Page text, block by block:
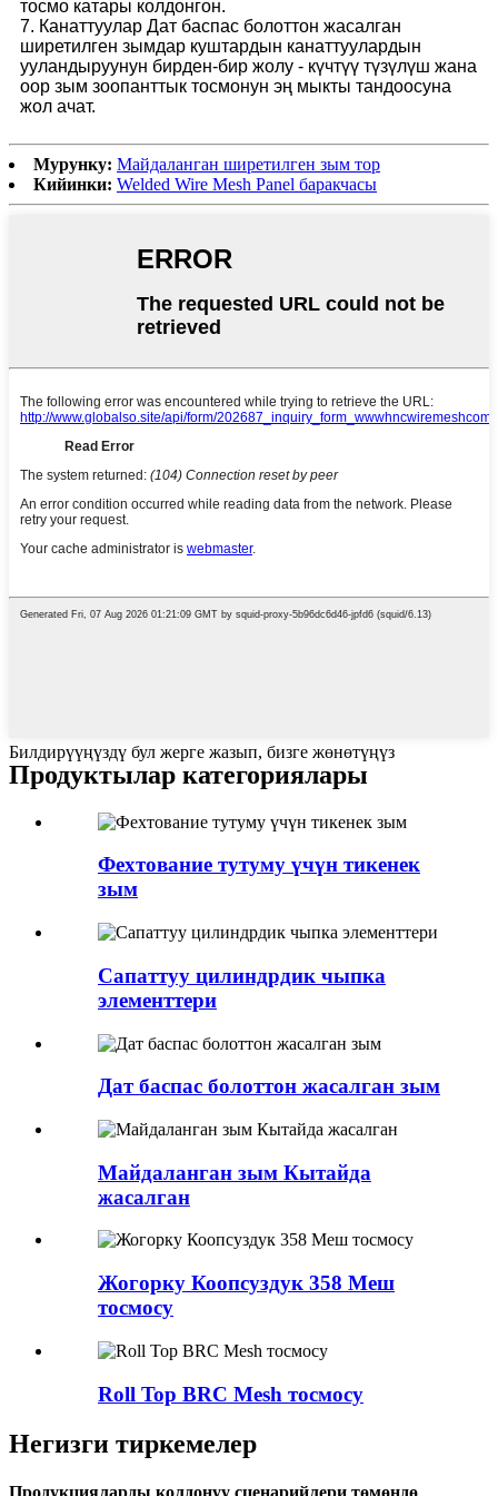
тосмо катары колдонгон.
7. Канаттуулар Дат баспас болоттон жасалган
ширетилген зымдар куштардын канаттуулардын
ууландыруунун бирден-бир жолу - күчтүү түзүлүш жана
оор зым зоопанттык тосмонун эң мыкты тандоосуна
жол ачат.
Мурунку: Майдаланган ширетилген зым тор
Кийинки: Welded Wire Mesh Panel баракчасы
Билдирүүңүздү бул жерге жазып, бизге жөнөтүңүз
Продуктылар категориялары
Фехтование тутуму үчүн тикенек
зым
Сапаттуу цилиндрдик чыпка
элементтери
Дат баспас болоттон жасалган зым
Майдаланган зым Кытайда
жасалган
Жогорку Коопсуздук 358 Меш
тосмосу
Roll Top BRC Mesh тосмосу
Негизги тиркемелер
Продукцияларды колдонуу сценарийлери төмөндө